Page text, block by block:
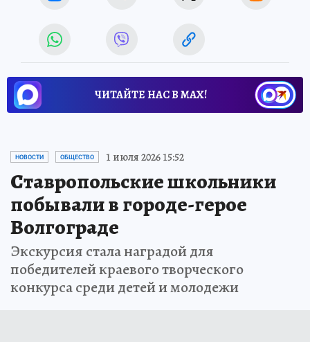
ЧИТАЙТЕ НАС В МАХ!
НОВОСТИ ОБЩЕСТВО 1 июля 2026 15:52
Ставропольские школьники
побывали в городе-герое
Волгограде
Экскурсия стала наградой для
победителей краевого творческого
конкурса среди детей и молодежи